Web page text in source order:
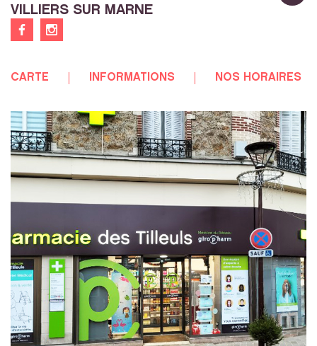
VILLIERS SUR MARNE
CARTE INFORMATIONS NOS HORAIRES